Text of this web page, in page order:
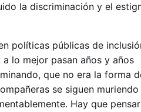
la discriminación y el
políticas públicas de
lo mejor pasan años y años
que no era la forma
se siguen
Hay que pensar